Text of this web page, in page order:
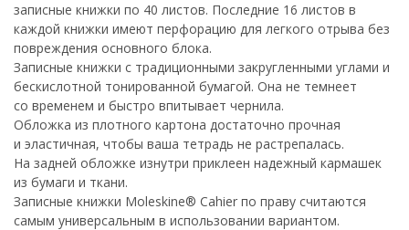
записные книжки по 40 листов. Последние 16 листов в
каждой книжки имеют перфорацию для легкого отрыва без
повреждения основного блока.
Записные книжки с традиционными закругленными углами и
бескислотной тонированной бумагой. Она не темнеет
со временем и быстро впитывает чернила.
Обложка из плотного картона достаточно прочная
и эластичная, чтобы ваша тетрадь не растрепалась.
На задней обложке изнутри приклеен надежный кармашек
из бумаги и ткани.
Записные книжки Moleskine® Cahier по праву считаются
самым универсальным в использовании вариантом.